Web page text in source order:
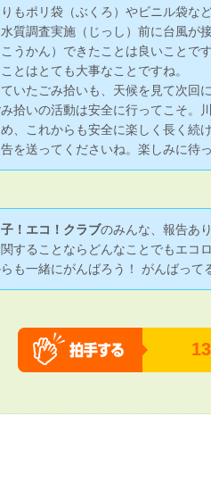
もポリ袋（ぶくろ）やビニル袋な
質調査実施（じっし）前に台風が
うかん）できたことは良いことで
とはとても大事なことですね。
いたごみ拾いも、天候を見て次回
拾いの活動は安全に行ってこそ。
、これからも安全に楽しく長く続
を送ってくださいね。楽しみに待
！エコ！クラブのみんな、報告あ
することならどんなことでもエコ
らも一緒にがんばろう！ がんばっ